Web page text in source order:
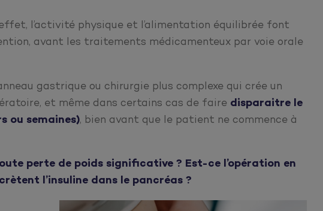
l’activité physique et l’alimentation équilibrée font
avant les traitements médicamenteux par voie orale
gastrique ou chirurgie plus complexe qui crée un
et même dans certains cas de faire disparaitre le
ou semaines), bien avant que le patient ne commence à
perte de poids significative ? Est-ce l’opération en
l’insuline dans le pancréas ?